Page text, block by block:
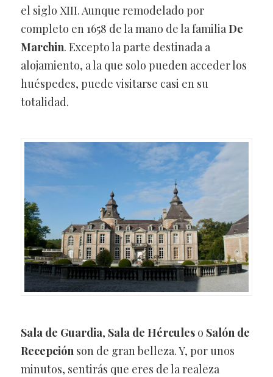
el siglo XIII. Aunque remodelado por
completo en 1658 de la mano de la familia De
Marchin. Excepto la parte destinada a
alojamiento, a la que solo pueden acceder los
huéspedes, puede visitarse casi en su
totalidad.
Sala de Guardia, Sala de Hérculeso Salón de
Recepción son de gran belleza. Y, por unos
minutos, sentirás que eres de la realeza